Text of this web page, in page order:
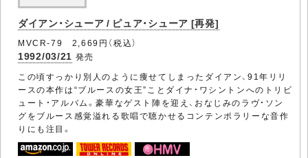
ダイアン・シューア / ピュア・シューア [再発]
MVCR-79 2,669円（税込）
1992/03/21 発売
この頃すっかり別人のように痩せてしまったダイアン、91年リリ
ースの本作は“ブルースの女王”ことダイナ・ワシントンへのトリビ
ュート・アルバム。豪華なゲスト陣を迎え、おなじみのラヴ・ソン
グをブルース感覚溢れる歌唱で聴かせるコンテンポラリーな音作
りにも注目。